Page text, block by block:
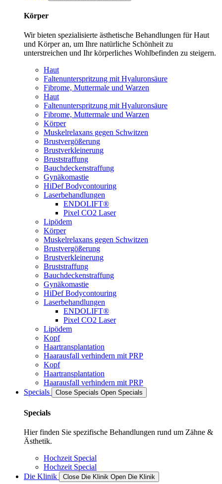
Körper
Wir bieten spezialisierte ästhetische Behandlungen für Haut
und Körper an, um Ihre natürliche Schönheit zu
unterstreichen und Ihr körperliches Wohlbefinden zu steigern.
Haut
Faltenunterspritzung mit Hyaluronsäure
Fibrome, Muttermale und Warzen
Haut
Faltenunterspritzung mit Hyaluronsäure
Fibrome, Muttermale und Warzen
Körper
Muskelrelaxans gegen Schwitzen
Brustvergößerung
Brustverkleinerung
Bruststraffung
Bauchdeckenstraffung
Gynäkomastie
HiDef Bodycontouring
Laserbehandlungen
ENDOLIFT®
Pixel CO2 Laser
Lipödem
Körper
Muskelrelaxans gegen Schwitzen
Brustvergößerung
Brustverkleinerung
Bruststraffung
Bauchdeckenstraffung
Gynäkomastie
HiDef Bodycontouring
Laserbehandlungen
ENDOLIFT®
Pixel CO2 Laser
Lipödem
Kopf
Haartransplantation
Haarausfall verhindern mit PRP
Kopf
Haartransplantation
Haarausfall verhindern mit PRP
Specials
Close Specials Open Specials
Specials
Hier finden Sie spezifische Behandlungen rund um Zähne &
Ästhetik.
Hochzeit Special
Hochzeit Special
Die Klinik
Close Die Klinik Open Die Klinik